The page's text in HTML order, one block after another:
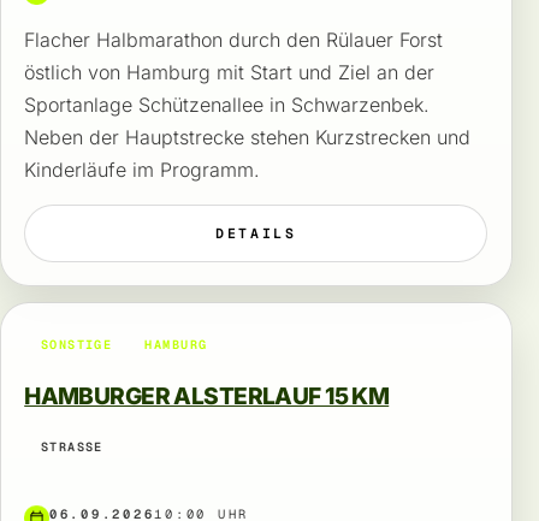
Flacher Halbmarathon durch den Rülauer Forst
östlich von Hamburg mit Start und Ziel an der
Sportanlage Schützenallee in Schwarzenbek.
Neben der Hauptstrecke stehen Kurzstrecken und
Kinderläufe im Programm.
DETAILS
SONSTIGE HAMBURG
HAMBURGER ALSTERLAUF 15 KM
STRASSE
06.09.202610:00 UHR